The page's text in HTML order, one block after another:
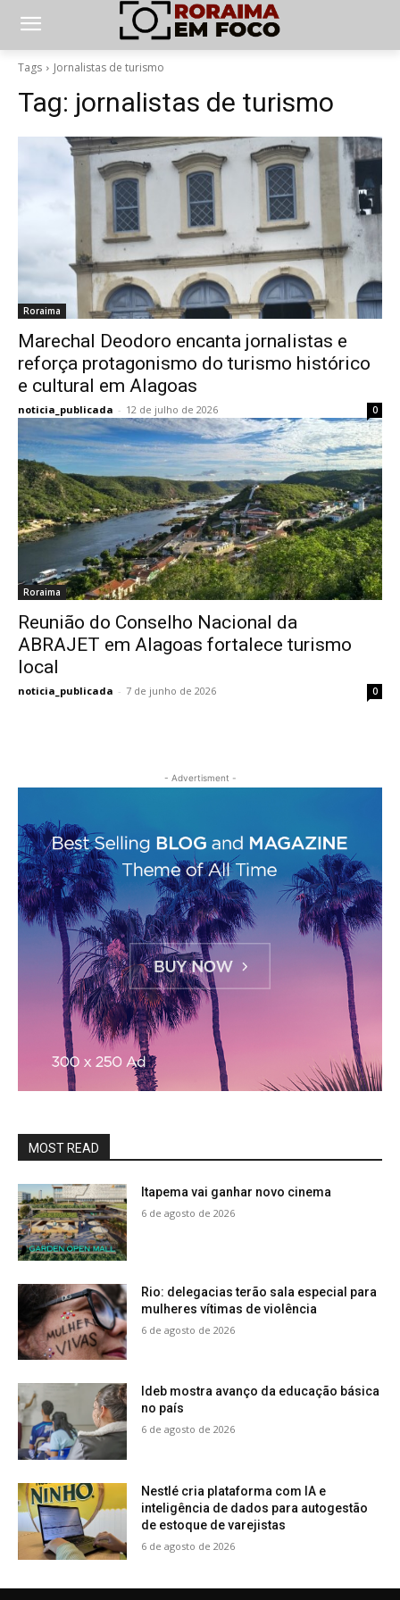
Tags Jornalistas de turismo
Tag: jornalistas de turismo
Roraima
Marechal Deodoro encanta jornalistas e
reforça protagonismo do turismo histórico
e cultural em Alagoas
noticia_publicada - 12 de julho de 2026 0
Roraima
Reunião do Conselho Nacional da
ABRAJET em Alagoas fortalece turismo
local
noticia_publicada - 7 de junho de 2026 0
- Advertisment -
MOST READ
Itapema vai ganhar novo cinema
6 de agosto de 2026
Rio: delegacias terão sala especial para
mulheres vítimas de violência
6 de agosto de 2026
Ideb mostra avanço da educação básica
no país
6 de agosto de 2026
Nestlé cria plataforma com IA e
inteligência de dados para autogestão
de estoque de varejistas
6 de agosto de 2026